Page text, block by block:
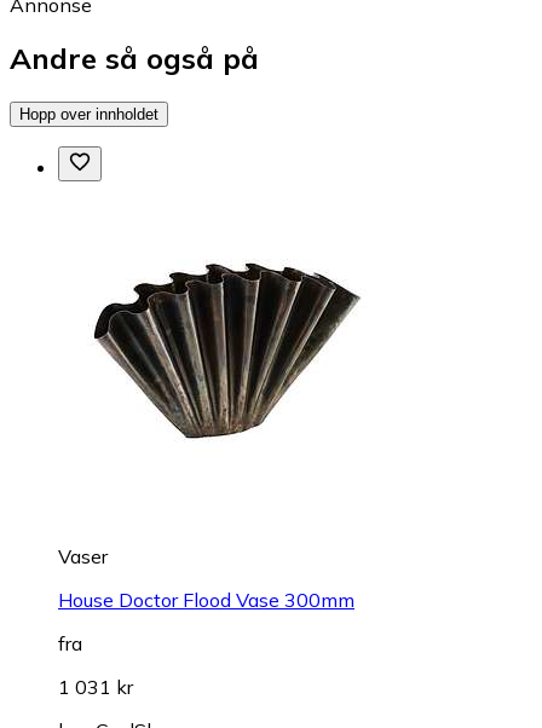
Andre så også på
Hopp over innholdet
Vaser
House Doctor Flood Vase 300mm
fra
1 031 kr